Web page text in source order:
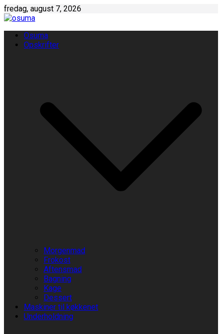
Skip
to
fredag, august 7, 2026
Osuma
Opskrifter
Morgenmad
Frokost
Aftensmad
Bagning
Kage
Dessert
Maskiner til køkkenet
Underholdning